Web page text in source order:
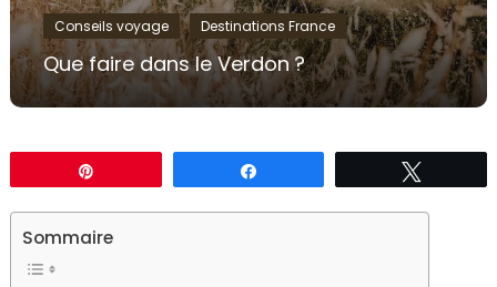
Conseils voyage Destinations France
Que faire dans le Verdon ?
Sommaire